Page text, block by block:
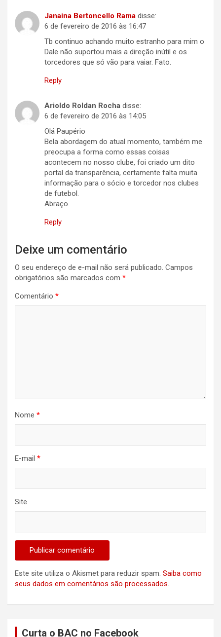
Janaina Bertoncello Rama disse:
6 de fevereiro de 2016 às 16:47
Tb continuo achando muito estranho para mim o
Dale não suportou mais a direção inútil e os
torcedores que só vão para vaiar. Fato.
Reply
Arioldo Roldan Rocha disse:
6 de fevereiro de 2016 às 14:05
Olá Paupério
Bela abordagem do atual momento, também me
preocupa a forma como essas coisas
acontecem no nosso clube, foi criado um dito
portal da transparência, certamente falta muita
informação para o sócio e torcedor nos clubes
de futebol.
Abraço.
Reply
Deixe um comentário
O seu endereço de e-mail não será publicado. Campos
obrigatórios são marcados com *
Comentário *
Nome *
E-mail *
Site
Este site utiliza o Akismet para reduzir spam. Saiba como
seus dados em comentários são processados.
Curta o BAC no Facebook